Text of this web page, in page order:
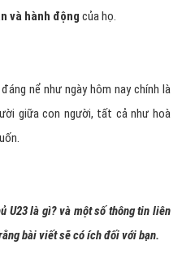
và hành động của họ.
nể như ngày hôm nay chính là
giữa con người, tất cả như hoà
U23 là gì? và một số thông tin liên
bài viết sẽ có ích đối với bạn.